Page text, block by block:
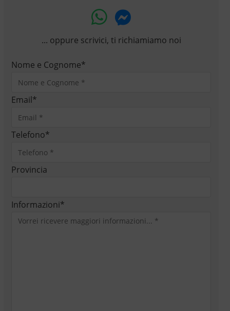
... oppure scrivici, ti richiamiamo noi
Nome e Cognome*
Email*
Telefono*
Provincia
Informazioni*